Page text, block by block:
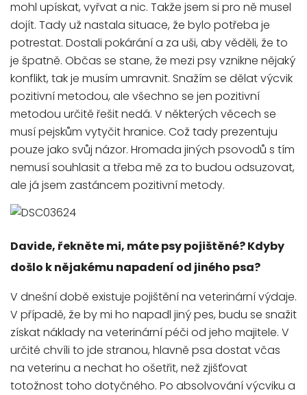
mohl upískat, vyřvat a nic. Takže jsem si pro ně musel
dojít. Tady už nastala situace, že bylo potřeba je
potrestat. Dostali pokárání a za uši, aby věděli, že to
je špatně. Občas se stane, že mezi psy vznikne nějaký
konflikt, tak je musím umravnit. Snažím se dělat výcvik
pozitivní metodou, ale všechno se jen pozitivní
metodou určitě řešit nedá. V některých věcech se
musí pejskům vytyčit hranice. Což tady prezentuju
pouze jako svůj názor. Hromada jiných psovodů s tím
nemusí souhlasit a třeba mě za to budou odsuzovat,
ale já jsem zastáncem pozitivní metody.
Davide, řekněte mi, máte psy pojištěné? Kdyby
došlo k nějakému napadení od jiného psa?
V dnešní době existuje pojištění na veterinární výdaje.
V případě, že by mi ho napadl jiný pes, budu se snažit
získat náklady na veterinární péči od jeho majitele. V
určité chvíli to jde stranou, hlavně psa dostat včas
na veterinu a nechat ho ošetřit, než zjišťovat
totožnost toho dotyčného. Po absolvování výcviku a